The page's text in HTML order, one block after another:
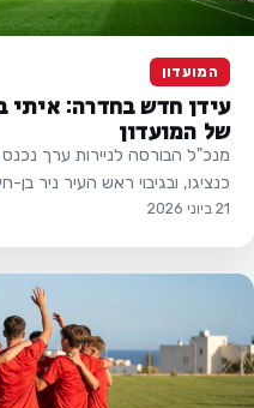
המועדון
עידן חדש בחדרה: איתי
של המועדון
מנכ"ל הבורסה לניירות ערך
כנציגו, ובגיבוי ראש העיר ניר בן-
21 ביוני 2026